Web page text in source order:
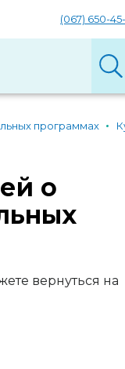
(067) 650-45-
программах
о
вернуться на